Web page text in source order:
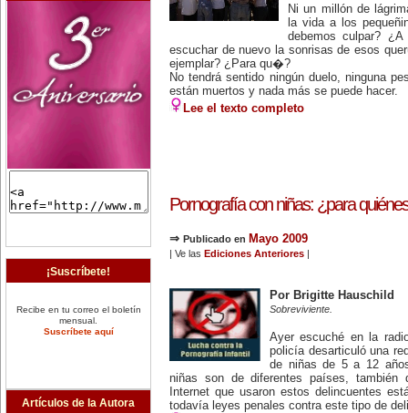
¡Suscríbete!
Recibe en tu correo el boletín
mensual.
Suscríbete aquí
Artículos de la Autora
Ni un millón de
la vida a los
debemos culpar?
escuchar de nuevo la sonrisas de esos
ejemplar? ¿Para qu�?
No tendrá sentido ningún duelo, ninguna
están muertos y nada más se puede hacer.
Lee el texto completo
Pornografía con niñas: ¿para
⇒ Publicado en Mayo 2009
| Ve las Ediciones Anteriores |
Por Brigitte Hauschild
Sobreviviente.
Ayer escuché en la
policía desarticuló una
de niñas de 5 a 12
niñas son de diferentes países, también
Internet que usaron estos delincuentes
todavía leyes penales contra este tipo de